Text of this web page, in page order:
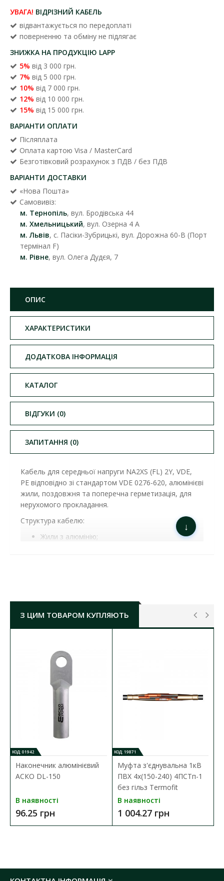
УВАГА! ВІДРІЗНИЙ КАБЕЛЬ
відвантажується по передоплаті
поверненню та обміну не підлягає
ЗНИЖКА НА ПРОДУКЦІЮ LAPP
5% від 3 000 грн.
7% від 5 000 грн.
10% від 7 000 грн.
12% від 10 000 грн.
15% від 15 000 грн.
ВАРІАНТИ ОПЛАТИ
Післяплата
Оплата картою Visa / MasterCard
Безготівковий розрахунок з ПДВ / без ПДВ
ВАРІАНТИ ДОСТАВКИ
«Нова Пошта»
Самовивіз:
м. Тернопіль, вул. Бродівська 44
м. Хмельницький, вул. Озерна 4 А
м. Львів, с. Пасіки-Зубрицькі, вул. Дорожна 60-В (Порт
термінал F)
м. Рівне, вул. Олега Дудєя, 7
ОПИС
ХАРАКТЕРИСТИКИ
ДОДАТКОВА ІНФОРМАЦІЯ
КАТАЛОГ
ВІДГУКИ (0)
ЗАПИТАННЯ (0)
Кабель для середньої напруги NA2XS (FL) 2Y, VDE,
PE відповідно зі стандартом VDE 0276-620, алюмінієві
жили, поздовжня та поперечна герметизація, для
нерухомого прокладання.
Структура кабелю:
Жили з алюмінію;
PE;
Оболонка: чорний, поліетилен.
марка кабелю:
кількість жил:
січення жили:
матеріал провідника:
алюміній
номінальне навантаження: 340 А (таблиця
струмових навантажень
температура експлуатації:
↓
З ЦИМ ТОВАРОМ КУПЛЯЮТЬ
КОД: 01942
Наконечник алюмінієвий
АСКО DL-150
В наявності
96.25 грн
КОД: 19871
Муфта з'єднувальна 1кВ
ПВХ 4х(150-240) 4ПСТп-1
без гільз Termofit
В наявності
1 004.27 грн